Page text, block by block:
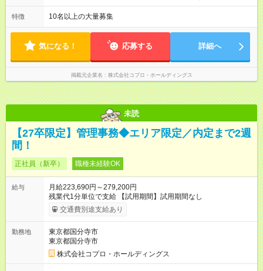
る日が多い働き方です。 毎日の業務は進捗管理や事務が中心な
ので、 「今日やるべき仕事」が終われば、自然と区切りをつけ
方を大切にしています。
特徴 10名以上の大量募集
気になる！ 応募する 詳細へ
掲載元企業名 株式会社コプロ・ホールディングス
未読
【27卒限定】管理事務◆エリア限定／内定まで2週
間！
正社員（新卒） 職種未経験OK
給与
月給223,690円～279,200円
残業代1分単位で支給 【試用期間】試用期間なし
交通費別途支給あり
勤務地
東京都国分寺市
東京都国分寺市
株式会社コプロ・ホールディングス